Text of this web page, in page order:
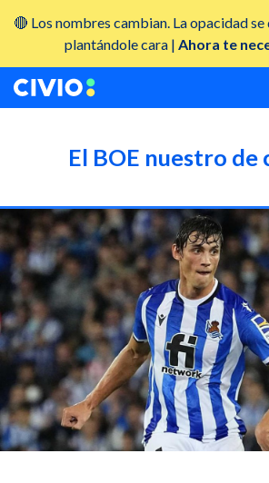
🔴 Los nombres cambian. La opacidad
plantándole cara | Ahora te
El BOE nuestro de